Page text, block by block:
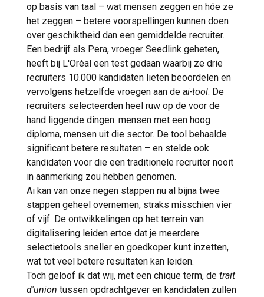
op basis van taal – wat mensen zeggen en hóe ze
het zeggen – betere voorspellingen kunnen doen
over geschiktheid dan een gemiddelde recruiter.
Een bedrijf als Pera, vroeger Seedlink geheten,
heeft bij L'Oréal een test gedaan waarbij ze drie
recruiters 10.000 kandidaten lieten beoordelen en
vervolgens hetzelfde vroegen aan de ai-tool. De
recruiters selecteerden heel ruw op de voor de
hand liggende dingen: mensen met een hoog
diploma, mensen uit die sector. De tool behaalde
significant betere resultaten – en stelde ook
kandidaten voor die een traditionele recruiter nooit
in aanmerking zou hebben genomen.
Ai kan van onze negen stappen nu al bijna twee
stappen geheel overnemen, straks misschien vier
of vijf. De ontwikkelingen op het terrein van
digitalisering leiden ertoe dat je meerdere
selectietools sneller en goedkoper kunt inzetten,
wat tot veel betere resultaten kan leiden.
Toch geloof ik dat wij, met een chique term, de trait
d'union tussen opdrachtgever en kandidaten zullen